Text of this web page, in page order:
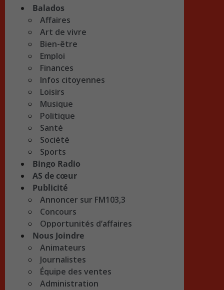
Balados
Affaires
Art de vivre
Bien-être
Emploi
Finances
Infos citoyennes
Loisirs
Musique
Politique
Santé
Société
Sports
Bingo Radio
AS de cœur
Publicité
Annoncer sur FM103,3
Concours
Opportunités d’affaires
Nous Joindre
Animateurs
Journalistes
Équipe des ventes
Administration